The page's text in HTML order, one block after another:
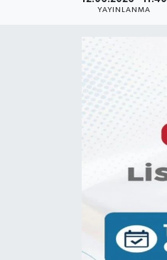
YAYINLANMA
Bi̇li̇m & Teknoloji̇